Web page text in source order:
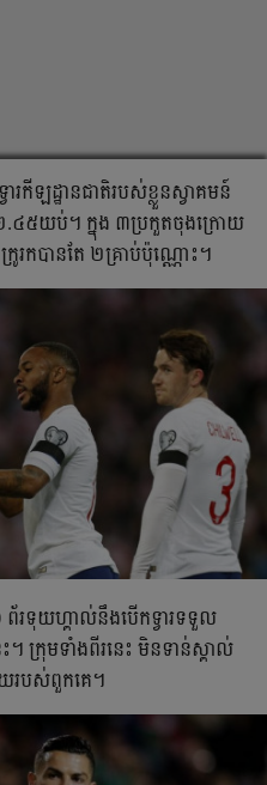
រ​កីឡដ្ឋាន​ជាតិ​របស់​ខ្លួន​ស្វាគមន៍​
.៤៥​យប់។ ក្នុង​ ៣​ប្រកួត​ចុង​ក្រោយ​
រូ​រក​បាន​តែ​ ២​គ្រាប់​ប៉ុណ្ណោះ។
រទុយហ្គាល់​នឹង​បើក​ទ្វារ​ទទួល​
ក្រុម​ទាំង​ពីរ​នេះ​ មិន​ទាន់​ស្គាល់​
យ​របស់​ពួក​គេ​។